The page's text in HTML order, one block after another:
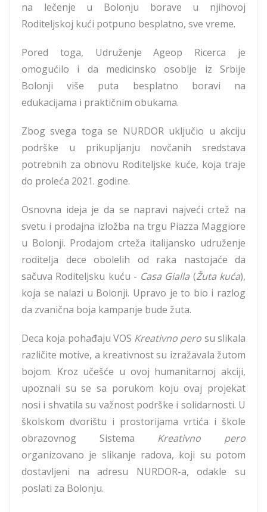
na lečenje u Bolonju borave u njihovoj
Roditeljskoj kući potpuno besplatno, sve vreme.
Pored toga, Udruženje Ageop Ricerca je
omogućilo i da medicinsko osoblje iz Srbije
Bolonji više puta besplatno boravi na
edukacijama i praktičnim obukama.
Zbog svega toga se NURDOR uključio u akciju
podrške u prikupljanju novčanih sredstava
potrebnih za obnovu Roditeljske kuće, koja traje
do proleća 2021. godine.
Osnovna ideja je da se napravi najveći crtež na
svetu i prodajna izložba na trgu Piazza Maggiore
u Bolonji. Prodajom crteža italijansko udruženje
roditelja dece obolelih od raka nastojaće da
sačuva Roditeljsku kuću - Casa Gialla (Žuta kuća),
koja se nalazi u Bolonji. Upravo je to bio i razlog
da zvanična boja kampanje bude žuta.
Deca koja pohađaju VOS Kreativno pero su slikala
različite motive, a kreativnost su izražavala žutom
bojom. Kroz učešće u ovoj humanitarnoj akciji,
upoznali su se sa porukom koju ovaj projekat
nosi i shvatila su važnost podrške i solidarnosti. U
školskom dvorištu i prostorijama vrtića i škole
obrazovnog Sistema Kreativno pero
organizovano je slikanje radova, koji su potom
dostavljeni na adresu NURDOR-a, odakle su
poslati za Bolonju.